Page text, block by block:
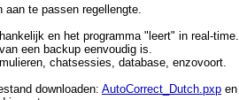
aan te passen regellengte.
en het programma "leert" in real-time.
een backup eenvoudig is.
chatsessies, database, enzovoort.
downloaden: AutoCorrect_Dutch.pxp en